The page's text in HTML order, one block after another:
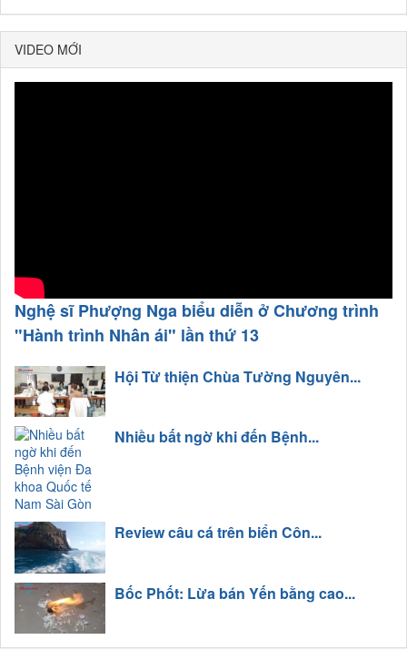
VIDEO MỚI
Nghệ sĩ Phượng Nga biểu diễn ở Chương trình
"Hành trình Nhân ái" lần thứ 13
Hội Từ thiện Chùa Tường Nguyên...
Nhiều bất ngờ khi đến Bệnh...
Review câu cá trên biển Côn...
Bốc Phốt: Lừa bán Yến bằng cao...